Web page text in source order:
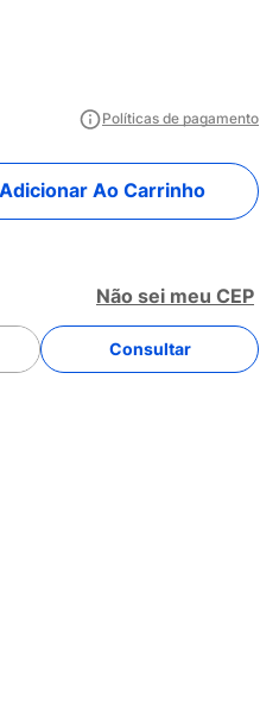
Políticas de pagamento
Adicionar Ao Carrinho
Não sei meu CEP